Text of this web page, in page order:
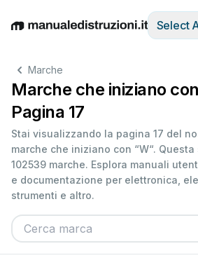
EnglishDeutschEspañolItaliano
Select
Marche
Marche che iniziano
Pagina 17
Stai visualizzando la pagina 17 del
marche che iniziano con “W“.
102539 marche. Esplora manuali
e documentazione per elettronica,
strumenti e altro.